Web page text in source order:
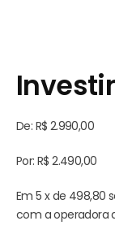
De: R$ 2.990,00
Por: R$ 2.490,00
Em 5 x de 498,80
com a operadora